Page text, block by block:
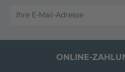
Ihre E-Mail-Adresse
ONLINE-